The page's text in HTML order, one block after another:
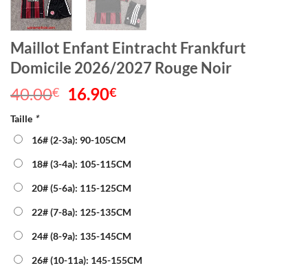
Maillot Enfant Eintracht Frankfurt
Domicile 2026/2027 Rouge Noir
40.00€
Le
était :
40.00€.
16.90€
est :
16.90€.
Taille *
16# (2-3a): 90-105CM
18# (3-4a): 105-115CM
20# (5-6a): 115-125CM
22# (7-8a): 125-135CM
24# (8-9a): 135-145CM
26# (10-11a): 145-155CM